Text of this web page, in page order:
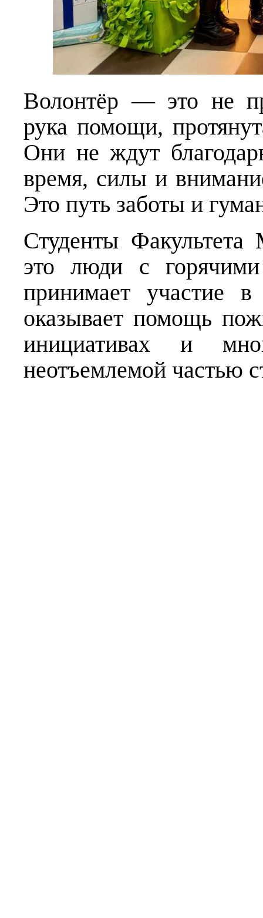
Волонтёр — это не
рука помощи,
Они не ждут
время, силы и
Это путь заботы и
Студенты
это люди с
принимает участие в
оказывает помощь
инициативах и
неотъемлемой частью